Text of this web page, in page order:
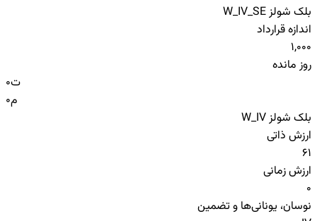
بلک شولز W_IV_SE
اندازه قرارداد
1,000
روز مانده
0ت
0م
بلک شولز W_IV
ارزش ذاتی
61
ارزش زمانی
0
نوسان، یونانی‌ها و تضمین